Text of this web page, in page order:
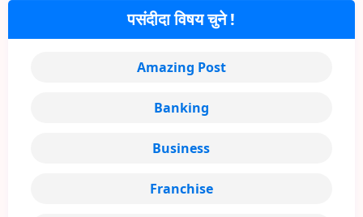
पसंदीदा विषय चुने !
Amazing Post
Banking
Business
Franchise